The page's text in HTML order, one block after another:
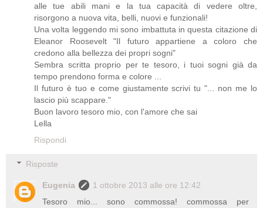
alle tue abili mani e la tua capacità di vedere oltre,
risorgono a nuova vita, belli, nuovi e funzionali!
Una volta leggendo mi sono imbattuta in questa citazione di
Eleanor Roosevelt "Il futuro appartiene a coloro che
credono alla bellezza dei propri sogni"
Sembra scritta proprio per te tesoro, i tuoi sogni già da
tempo prendono forma e colore ...
Il futuro è tuo e come giustamente scrivi tu "... non me lo
lascio più scappare."
Buon lavoro tesoro mio, con l'amore che sai
Lella
Rispondi
Risposte
Eugenia
1 ottobre 2013 alle ore 12:42
Tesoro mio... sono commossa! commossa per